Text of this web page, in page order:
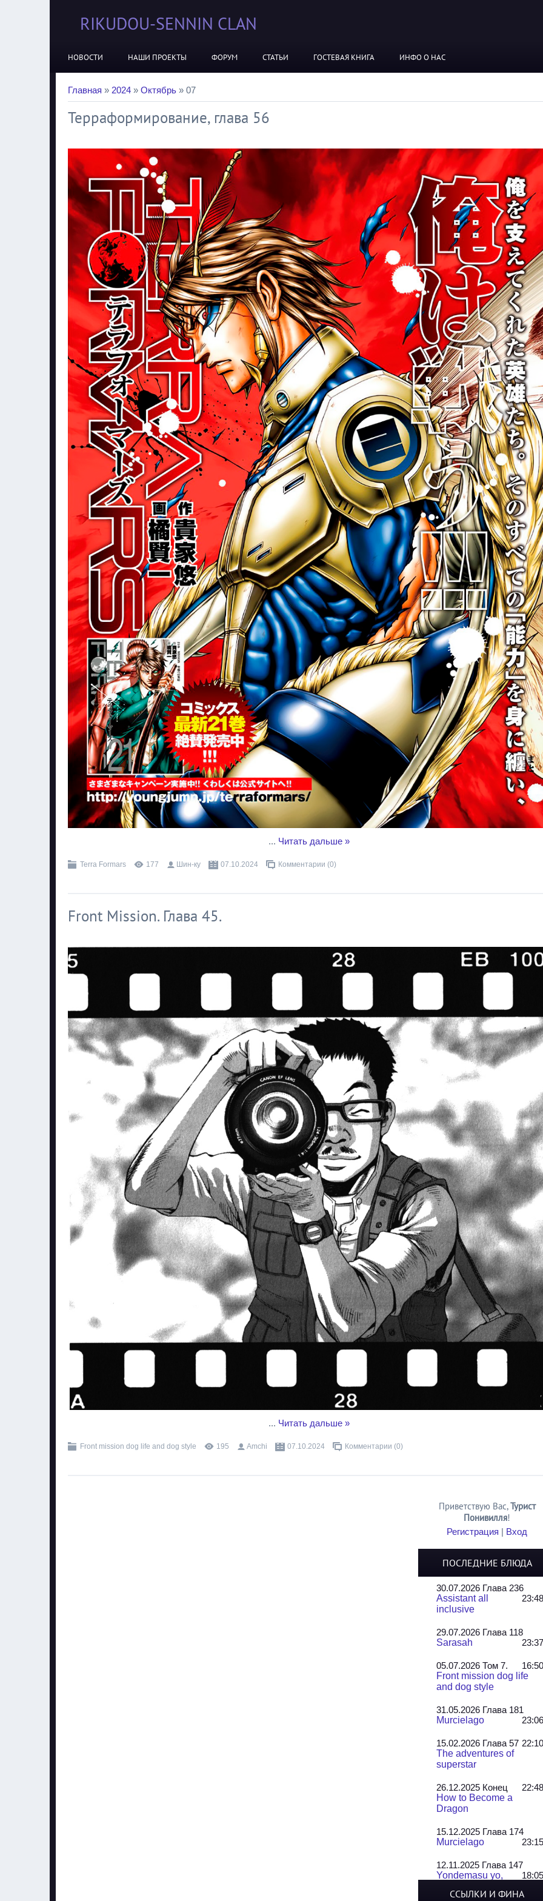
RIKUDOU-SENNIN CLAN
НОВОСТИ НАШИ ПРОЕКТЫ ФОРУМ СТАТЬИ ГОСТЕВАЯ КНИГА ИНФО О НАС
Главная » 2024 » Октябрь » 07
Терраформирование, глава 56
... Читать дальше »
Terra Formars 177 Шин-ку 07.10.2024 Комментарии (0)
Front Mission. Глава 45.
... Читать дальше »
Front mission dog life and dog style 195 Amchi 07.10.2024 Комментарии (0)
Приветствую Вас,Турист
Понивилля!
Регистрация | Вход
ПОСЛЕДНИЕ БЛЮДА
30.07.2026 Глава 236
Assistant all
inclusive
29.07.2026 Глава 118
Sarasah
05.07.2026 Том 7.
Front mission dog life
and dog style
31.05.2026 Глава 181
Murcielago
15.02.2026 Глава 57
The adventures of
superstar
26.12.2025 Конец
How to Become a
Dragon
15.12.2025 Глава 174
Murcielago
12.11.2025 Глава 147
Yondemasu yo,
ССЫЛКИ И ФИНА